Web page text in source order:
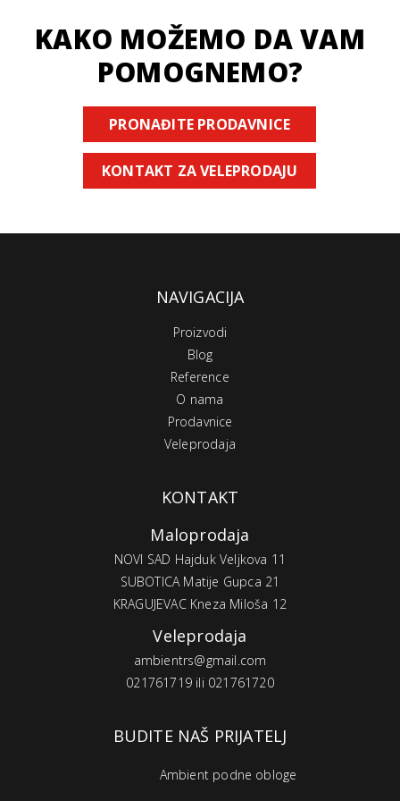
KAKO MOŽEMO DA VAM
POMOGNEMO?
PRONAĐITE PRODAVNICE
KONTAKT ZA VELEPRODAJU
NAVIGACIJA
Proizvodi
Blog
Reference
O nama
Prodavnice
Veleprodaja
KONTAKT
Maloprodaja
NOVI SAD Hajduk Veljkova 11
SUBOTICA Matije Gupca 21
KRAGUJEVAC Kneza Miloša 12
Veleprodaja
ambientrs@gmail.com
021761719 ili 021761720
BUDITE NAŠ PRIJATELJ
Ambient podne obloge